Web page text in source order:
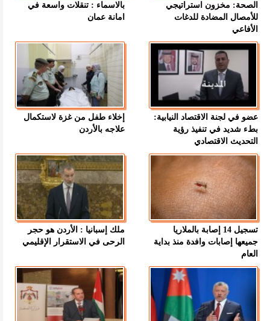
الصحة: مخزون استراتيجي
للأمصال المضادة للدغات
الأفاعي
بالاسماء : تنقلات واسعة في
امانة عمان
عضو في لجنة الاقتصاد النيابية:
بطء شديد في تنفيذ رؤية
التحديث الاقتصادي
إخلاء طفل من غزة لاستكمال
علاجه بالأردن
تسجيل 14 إصابة بالملاريا
جميعها إصابات وافدة منذ بداية
العام
ملك إسبانيا : الأردن هو حجر
الرحى في الاستقرار الإقليمي